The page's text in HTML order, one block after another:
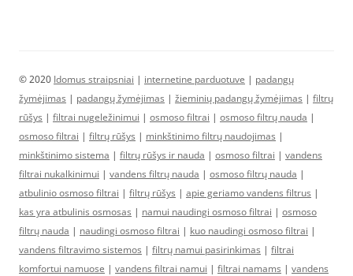
© 2020 Idomus straipsniai | internetine parduotuve | padangų
žymėjimas | padangų žymėjimas | žieminių padangų žymėjimas | filtrų
rūšys | filtrai nugeležinimui | osmoso filtrai | osmoso filtrų nauda |
osmoso filtrai | filtrų rūšys | minkštinimo filtrų naudojimas |
minkštinimo sistema | filtrų rūšys ir nauda | osmoso filtrai | vandens
filtrai nukalkinimui | vandens filtrų nauda | osmoso filtrų nauda |
atbulinio osmoso filtrai | filtrų rūšys | apie geriamo vandens filtrus |
kas yra atbulinis osmosas | namui naudingi osmoso filtrai | osmoso
filtrų nauda | naudingi osmoso filtrai | kuo naudingi osmoso filtrai |
vandens filtravimo sistemos | filtrų namui pasirinkimas | filtrai
komfortui namuose | vandens filtrai namui | filtrai namams | vandens